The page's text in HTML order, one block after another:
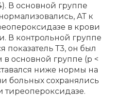
В основной группе
АТ к
в крови
В контрольной группе
показатель Т3, он был
основной группе (p <
ниже нормы на
больных сохранялись
тиреопероксидазе.